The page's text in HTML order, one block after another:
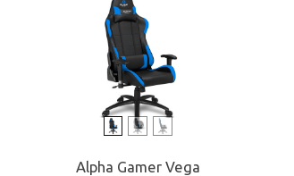
Alpha Gamer Vega